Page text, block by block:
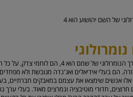
של השם יהושוע הוא4
אנשים שהערך הנומרולוגי של
הם בעלי אידיאלים ואג'נדה מגובשת ולא
אלו אנשים שימצאו את עצמם במאבקים חברתיים,
חדורי מוטיבציה ונמרצים מאוד. בעלי ערך